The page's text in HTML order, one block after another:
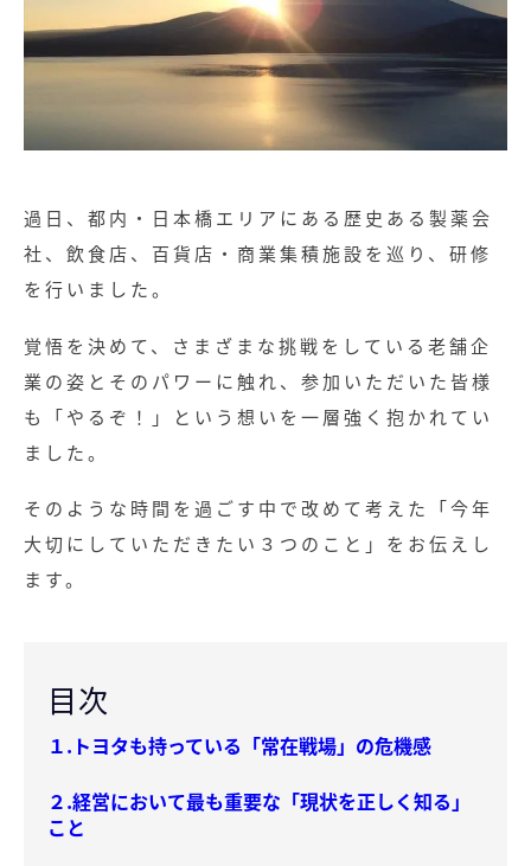
過日、都内・日本橋エリアにある歴史ある製薬会
社、飲食店、百貨店・商業集積施設を巡り、研修
を行いました。
覚悟を決めて、さまざまな挑戦をしている老舗企
業の姿とそのパワーに触れ、参加いただいた皆様
も「やるぞ！」という想いを一層強く抱かれてい
ました。
そのような時間を過ごす中で改めて考えた「今年
大切にしていただきたい３つのこと」をお伝えし
ます。
目次
１.トヨタも持っている「常在戦場」の危機感
２.経営において最も重要な「現状を正しく知る」
こと